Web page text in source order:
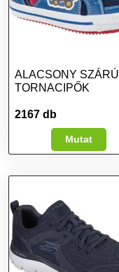
ALACSONY SZÁRÚ
TORNACIPŐK
2167 db
Mutat